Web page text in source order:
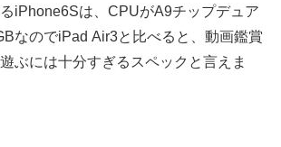
iPhone6Sは、CPUがA9チップデュア
なのでiPad Air3と比べると、動画鑑賞
ぶには十分すぎるスペックと言えま